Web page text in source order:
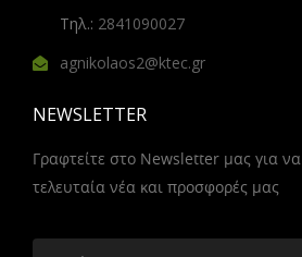
Τηλ.: 2841090027
agnikolaos2@ktec.gr
NEWSLETTER
Γραφτείτε στο Newsletter μας για
τελευταία νέα και προσφορές μας